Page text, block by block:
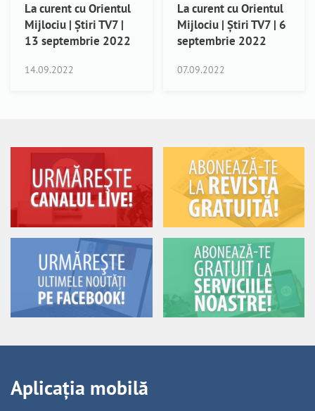
La curent cu Orientul
Mijlociu | Știri TV7 |
13 septembrie 2022
14.09.2022
La curent cu Orientul
Mijlociu | Știri TV7 | 6
septembrie 2022
07.09.2022
Aplicația mobilă